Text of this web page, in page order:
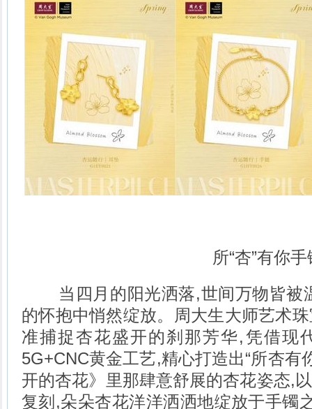
所“杏”有你手
当四月的阳光洒落,世间万物皆被
的怀抱中悄然绽放。周大生大师艺术
准捕捉杏花盛开的刹那芳华,凭借现
5G+CNC黄金工艺,精心打造出“所杏有
开的杏花》里那肆意舒展的杏花姿态,
复刻,朵朵杏花洋洋洒洒地绽放于手镯